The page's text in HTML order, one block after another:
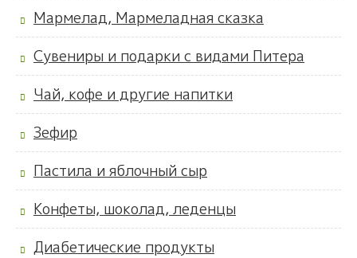
Мармелад, Мармеладная сказка
Сувениры и подарки с видами Питера
Чай, кофе и другие напитки
Зефир
Пастила и яблочный сыр
Конфеты, шоколад, леденцы
Диабетические продукты